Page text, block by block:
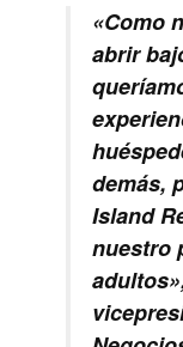
«Como
abrir
demás,
Island
nuestro